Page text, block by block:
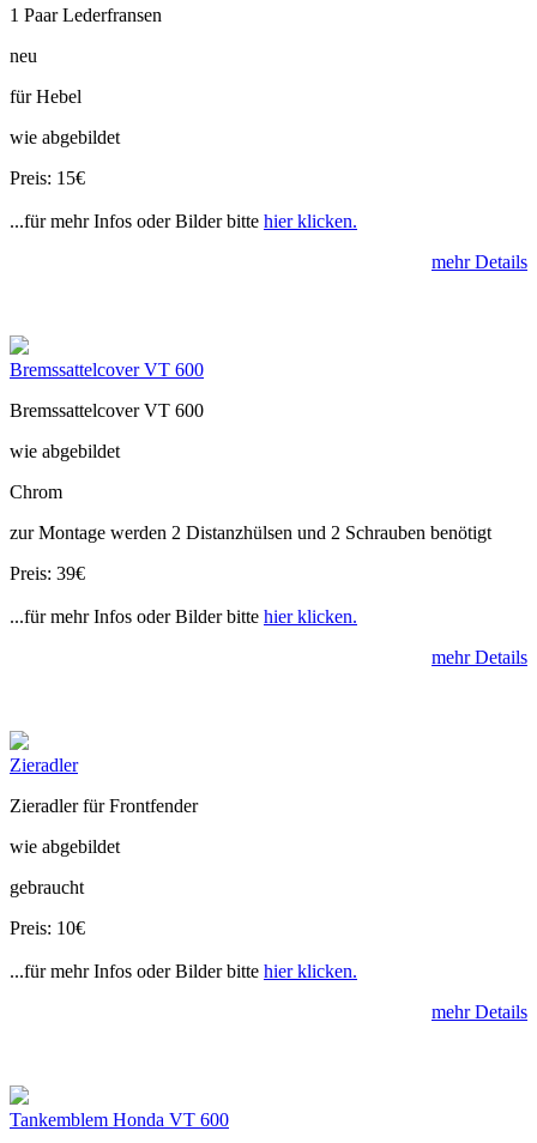
1 Paar Lederfransen
neu
für Hebel
wie abgebildet
Preis: 15€
...für mehr Infos oder Bilder bitte hier klicken.
mehr Details
Bremssattelcover VT 600
Bremssattelcover VT 600
wie abgebildet
Chrom
zur Montage werden 2 Distanzhülsen und 2 Schrauben benötigt
Preis: 39€
...für mehr Infos oder Bilder bitte hier klicken.
mehr Details
Zieradler
Zieradler für Frontfender
wie abgebildet
gebraucht
Preis: 10€
...für mehr Infos oder Bilder bitte hier klicken.
mehr Details
Tankemblem Honda VT 600